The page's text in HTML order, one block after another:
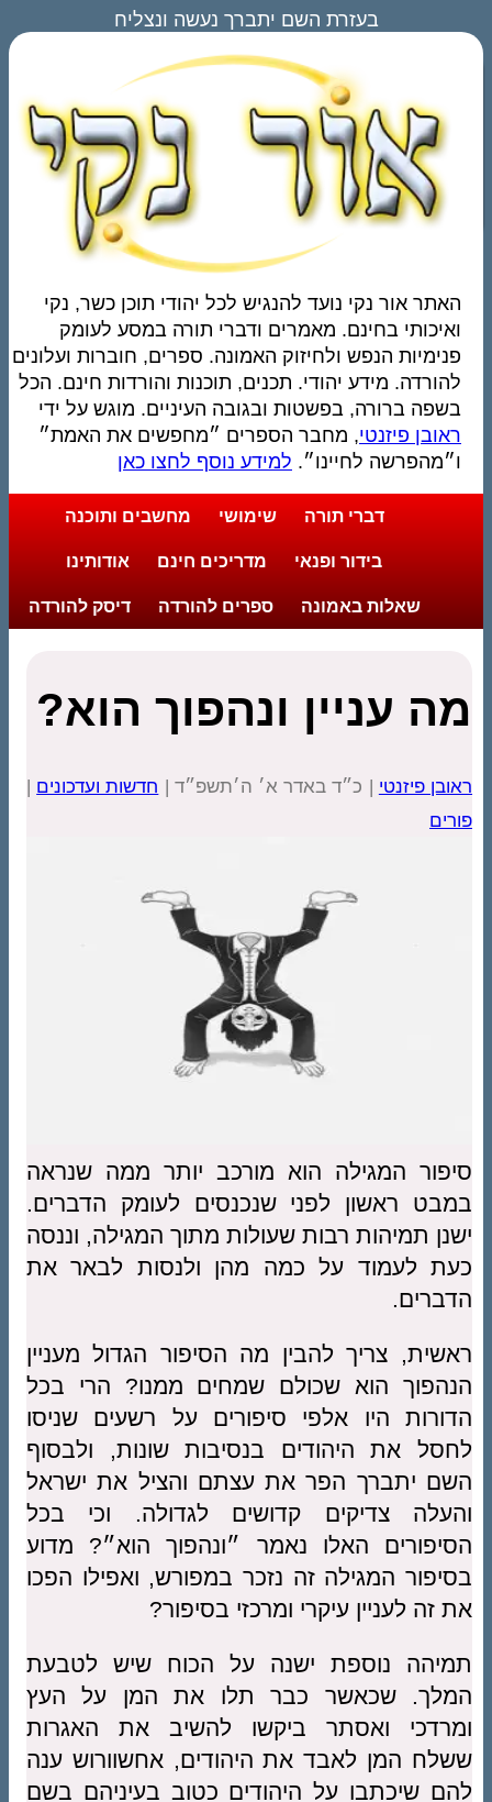
בעזרת השם יתברך נעשה ונצליח
האתר אור נקי נועד להנגיש לכל יהודי תוכן כשר, נקי
ואיכותי בחינם. מאמרים ודברי תורה במסע לעומק
פנימיות הנפש ולחיזוק האמונה. ספרים, חוברות ועלונים
להורדה. מידע יהודי. תכנים, תוכנות והורדות חינם. הכל
בשפה ברורה, בפשטות ובגובה העיניים. מוגש על ידי
ראובן פיזנטי, מחבר הספרים ״מחפשים את האמת״
ו״מהפרשה לחיינו״. למידע נוסף לחצו כאן
דברי תורה שימושי מחשבים ותוכנה
בידור ופנאי מדריכים חינם אודותינו
שאלות באמונה ספרים להורדה דיסק להורדה
מה עניין ונהפוך הוא?
ראובן פיזנטי | כ״ד באדר א׳ ה׳תשפ״ד | חדשות ועדכונים |
פורים
סיפור המגילה הוא מורכב יותר ממה שנראה
במבט ראשון לפני שנכנסים לעומק הדברים.
ישנן תמיהות רבות שעולות מתוך המגילה, וננסה
כעת לעמוד על כמה מהן ולנסות לבאר את
הדברים.
ראשית, צריך להבין מה הסיפור הגדול מעניין
הנהפוך הוא שכולם שמחים ממנו? הרי בכל
הדורות היו אלפי סיפורים על רשעים שניסו
לחסל את היהודים בנסיבות שונות, ולבסוף
השם יתברך הפר את עצתם והציל את ישראל
והעלה צדיקים קדושים לגדולה. וכי בכל
הסיפורים האלו נאמר ״ונהפוך הוא״? מדוע
בסיפור המגילה זה נזכר במפורש, ואפילו הפכו
את זה לעניין עיקרי ומרכזי בסיפור?
תמיהה נוספת ישנה על הכוח שיש לטבעת
המלך. שכאשר כבר תלו את המן על העץ
ומרדכי ואסתר ביקשו להשיב את האגרות
ששלח המן לאבד את היהודים, אחשוורוש ענה
להם שיכתבו על היהודים כטוב בעיניהם בשם